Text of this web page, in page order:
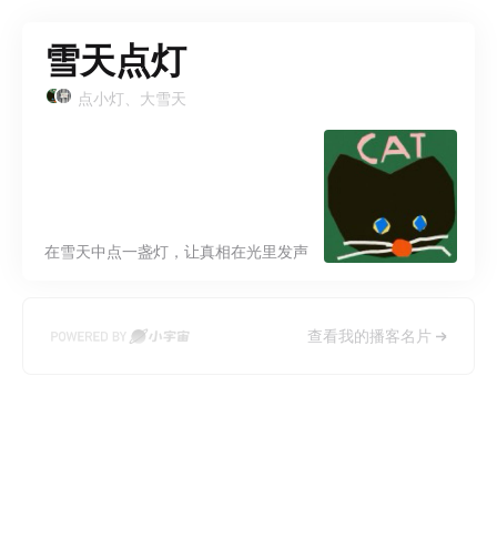
雪天点灯
点小灯、大雪天
在雪天中点一盏灯，让真相在光里发声
查看我的播客名片